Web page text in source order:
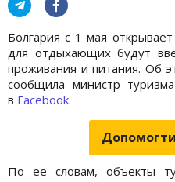
Болгария с 1 мая
для отдыхающих будут
проживания и питания. Об
сообщила министр
в Facebook.
По ее словам, объекты